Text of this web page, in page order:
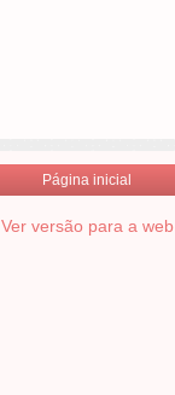
Página inicial
Ver versão para a web